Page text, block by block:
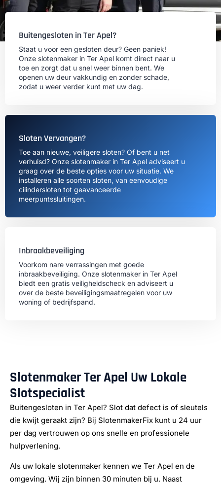
Buitengesloten in Ter Apel?
Staat u voor een gesloten deur? Geen paniek!
Onze slotenmaker in Ter Apel komt direct naar u
toe en zorgt dat u snel weer binnen bent. We
openen uw deur vakkundig en zonder schade,
zodat u weer verder kunt met uw dag.
Sloten Vervangen?
Toe aan nieuwe, veiligere sloten? Of bent u net
verhuisd? Onze slotenmaker in Ter Apel adviseert u
graag over de beste opties voor uw situatie. We
installeren alle soorten sloten, van eenvoudige
cilindersloten tot geavanceerde
meerpuntssluitingen.
Inbraakbeveiliging
Voorkom nare verrassingen met goede
inbraakbeveiliging. Onze slotenmaker in Ter Apel
biedt een gratis veiligheidscheck en adviseert u
over de beste beveiligingsmaatregelen voor uw
woning of bedrijfspand.
Slotenmaker Ter Apel Uw Lokale
Slotspecialist
Buitengesloten in Ter Apel? Slot dat defect is of sleutels
die kwijt geraakt zijn? Bij SlotenmakerFix kunt u 24 uur
per dag vertrouwen op ons snelle en professionele
hulpverlening.
Als uw lokale slotenmaker kennen we Ter Apel en de
omgeving. Wij zijn binnen 30 minuten bij u. Naast